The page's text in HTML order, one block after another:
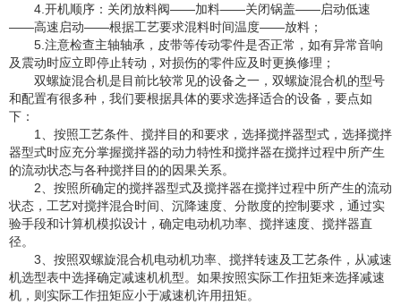
4.开机顺序：关闭放料阀——加料——关闭锅盖——启动低速
——高速启动——根据工艺要求混料时间温度——放料；
5.注意检查主轴轴承，皮带等传动零件是否正常，如有异常音响
及震动时应立即停止转动，对损伤的零件应及时更换修理；
双螺旋混合机是目前比较常见的设备之一，双螺旋混合机的型号
和配置有很多种，我们要根据具体的要求选择适合的设备，要点如
下：
1、按照工艺条件、搅拌目的和要求，选择搅拌器型式，选择搅拌
器型式时应充分掌握搅拌器的动力特性和搅拌器在搅拌过程中所产生
的流动状态与各种搅拌目的的因果关系。
2、按照所确定的搅拌器型式及搅拌器在搅拌过程中所产生的流动
状态，工艺对搅拌混合时间、沉降速度、分散度的控制要求，通过实
验手段和计算机模拟设计，确定电动机功率、搅拌速度、搅拌器直
径。
3、按照双螺旋混合机电动机功率、搅拌转速及工艺条件，从减速
机选型表中选择确定减速机机型。如果按照实际工作扭矩来选择减速
机，则实际工作扭矩应小于减速机许用扭矩。